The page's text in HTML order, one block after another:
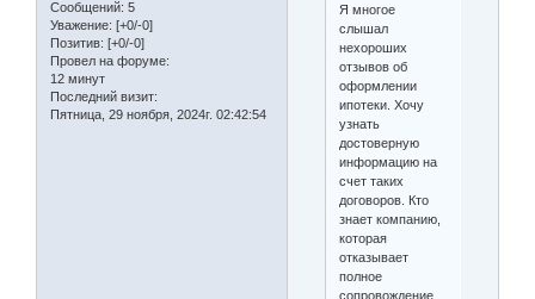
Сообщений: 5
Уважение: [+0/-0]
Позитив: [+0/-0]
Провел на форуме:
12 минут
Последний визит:
Пятница, 29 ноября, 2024г. 02:42:54
Я многое
слышал
нехороших
отзывов об
оформлении
ипотеки. Хочу
узнать
достоверную
информацию на
счет таких
договоров. Кто
знает компанию,
которая
отказывает
полное
сопровождение